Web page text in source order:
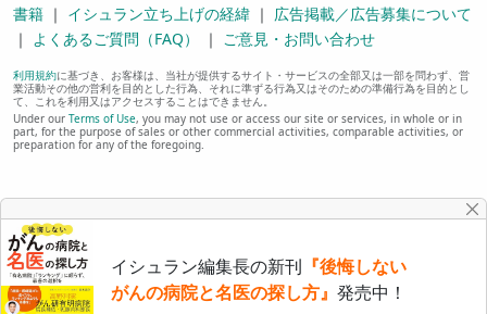
書籍 ｜ イシュラン立ち上げの経緯 ｜ 広告掲載／広告募集について
｜
よくあるご質問（FAQ） ｜ ご意見・お問い合わせ
利用規約に基づき、お客様は、当社が提供するサイト・サービスの全部又は一部を問わず、営
業活動その他の営利を目的とした行為、それに準ずる行為又はそのための準備行為を目的とし
て、これを利用又はアクセスすることはできません。
Under our Terms of Use, you may not use or access our site or services, in whole or in
part, for the purpose of sales or other commercial activities, comparable activities, or
preparation for any of the foregoing.
イシュラン編集長の新刊
『後悔しない
がんの病院と名医の探し方』 発売中！